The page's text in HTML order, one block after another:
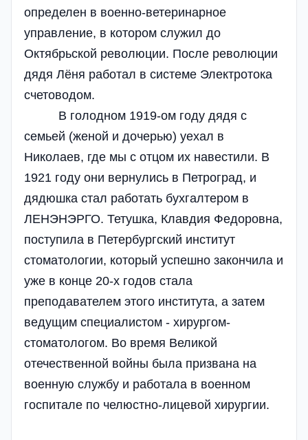
определен в военно-ветеринарное
управление, в котором служил до
Октябрьской революции. После революции
дядя Лёня работал в системе Электротока
счетоводом.
В голодном 1919-ом году дядя с
семьей (женой и дочерью) уехал в
Николаев, где мы с отцом их навестили. В
1921 году они вернулись в Петроград, и
дядюшка стал работать бухгалтером в
ЛЕНЭНЭРГО. Тетушка, Клавдия Федоровна,
поступила в Петербургский институт
стоматологии, который успешно закончила и
уже в конце 20-х годов стала
преподавателем этого института, а затем
ведущим специалистом - хирургом-
стоматологом. Во время Великой
отечественной войны была призвана на
военную службу и работала в военном
госпитале по челюстно-лицевой хирургии.